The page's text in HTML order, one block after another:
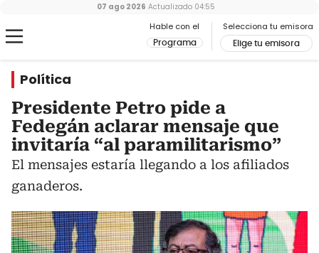
Hable con el
Programa
Selecciona tu emisora
Elige tu emisora
07 ago 2026 Actualizado 04:55
Política
Presidente Petro pide a
Fedegán aclarar mensaje que
invitaría “al paramilitarismo”
El mensajes estaría llegando a los afiliados
ganaderos.